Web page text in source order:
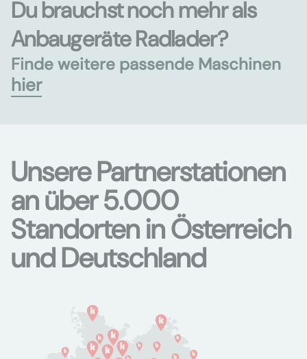
Du brauchst noch mehr als
Anbaugeräte Radlader?
Finde weitere passende Maschinen
hier
Unsere Partnerstationen
an über 5.000
Standorten in Österreich
und Deutschland